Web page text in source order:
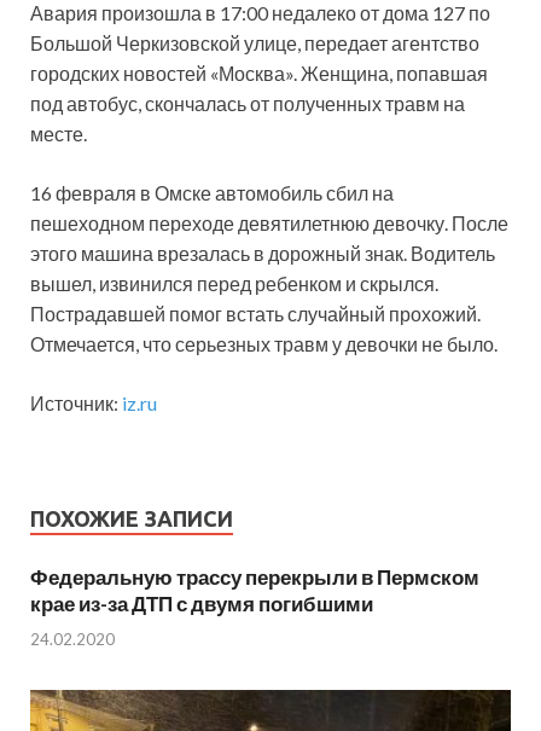
Авария произошла в 17:00 недалеко от дома 127 по
Большой Черкизовской улице, передает агентство
городских новостей «Москва». Женщина, попавшая
под автобус, скончалась от полученных травм на
месте.
16 февраля в Омске автомобиль сбил на
пешеходном переходе девятилетнюю девочку. После
этого машина врезалась в дорожный знак. Водитель
вышел, извинился перед ребенком и скрылся.
Пострадавшей помог встать случайный прохожий.
Отмечается, что серьезных травм у девочки не было.
Источник: iz.ru
ПОХОЖИЕ ЗАПИСИ
Федеральную трассу перекрыли в Пермском
крае из-за ДТП с двумя погибшими
24.02.2020